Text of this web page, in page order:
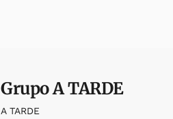
GrupoA TARDE
A TARDE